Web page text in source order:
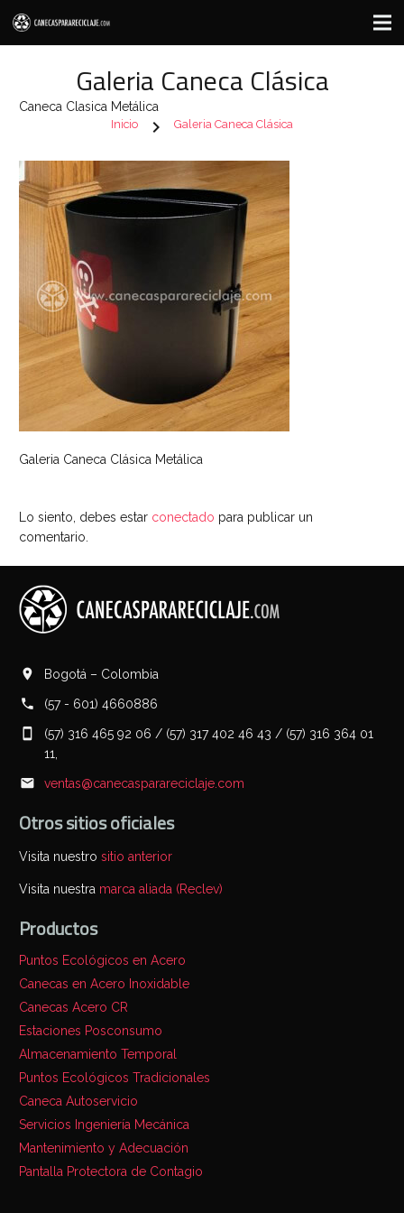
Galeria Caneca Clásica
Caneca Clasica Metálica
Inicio chevron_right Galeria Caneca Clásica
Galeria Caneca Clásica Metálica
Lo siento, debes estar conectado para publicar un
comentario.
Bogotá – Colombia
(57 - 601) 4660886
(57) 316 465 92 06 / (57) 317 402 46 43 / (57) 316 364 01
11,
ventas@canecasparareciclaje.com
Otros sitios oficiales
Visita nuestro sitio anterior
Visita nuestra marca aliada (Reclev)
Productos
Puntos Ecológicos en Acero
Canecas en Acero Inoxidable
Canecas Acero CR
Estaciones Posconsumo
Almacenamiento Temporal
Puntos Ecológicos Tradicionales
Caneca Autoservicio
Servicios Ingeniería Mecánica
Mantenimiento y Adecuación
Pantalla Protectora de Contagio